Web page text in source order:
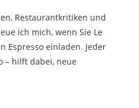
Restaurantkritiken und
ich mich, wenn Sie Le
Espresso einladen. Jeder
– hilft dabei, neue